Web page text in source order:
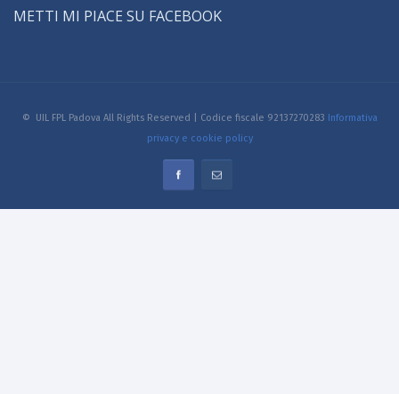
METTI MI PIACE SU FACEBOOK
© UIL FPL Padova All Rights Reserved | Codice fiscale 92137270283 Informativa
privacy e cookie policy